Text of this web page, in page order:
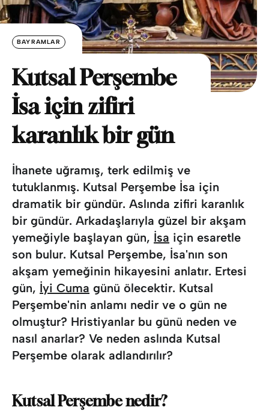
BAYRAMLAR
Kutsal Perşembe
İsa için zifiri
karanlık bir gün
İhanete uğramış, terk edilmiş ve
tutuklanmış. Kutsal Perşembe İsa için
dramatik bir gündür. Aslında zifiri karanlık
bir gündür. Arkadaşlarıyla güzel bir akşam
yemeğiyle başlayan gün, İsa için esaretle
son bulur. Kutsal Perşembe, İsa'nın son
akşam yemeğinin hikayesini anlatır. Ertesi
gün, İyi Cuma günü ölecektir. Kutsal
Perşembe'nin anlamı nedir ve o gün ne
olmuştur? Hristiyanlar bu günü neden ve
nasıl anarlar? Ve neden aslında Kutsal
Perşembe olarak adlandırılır?
Kutsal Perşembe nedir?